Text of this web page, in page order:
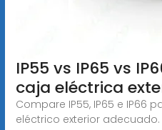
IP55 vs IP65 vs
caja eléctrica
Compare IP55, IP65 e IP66
eléctrico exterior